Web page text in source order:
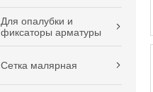
Для опалубки и
фиксаторы арматуры
Сетка малярная